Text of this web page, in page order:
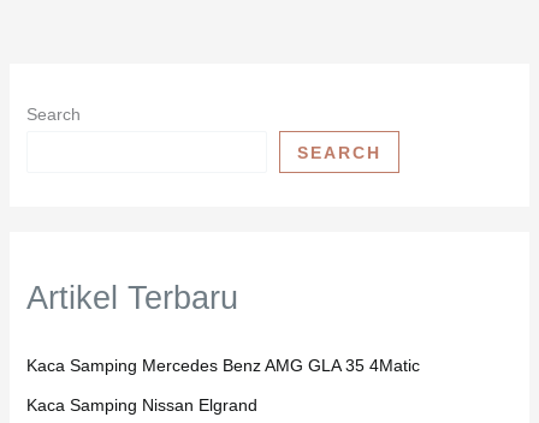
Search
SEARCH
Artikel Terbaru
Kaca Samping Mercedes Benz AMG GLA 35 4Matic
Kaca Samping Nissan Elgrand